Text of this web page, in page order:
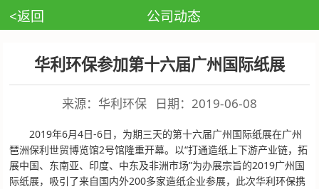
<返回 公司动态
华利环保参加第十六届广州国际纸展
来源：华利环保 日期：2019-06-08
2019年6月4日-6日，为期三天的第十六届广州国际纸展在广州
琶洲保利世贸博览馆2号馆隆重开幕。以“打通造纸上下游产业链，拓
展中国、东南亚、印度、中东及非洲市场”为办展宗旨的2019广州国
际纸展，吸引了来自国内外200多家造纸企业参展，此次华利环保携